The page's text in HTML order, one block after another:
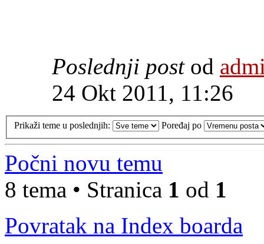
Poslednji post od
24 Okt 2011, 11:26
Prikaži teme u poslednjih: Poređaj po
Počni novu temu
8 tema • Stranica 1 od 1
Povratak na Index boarda